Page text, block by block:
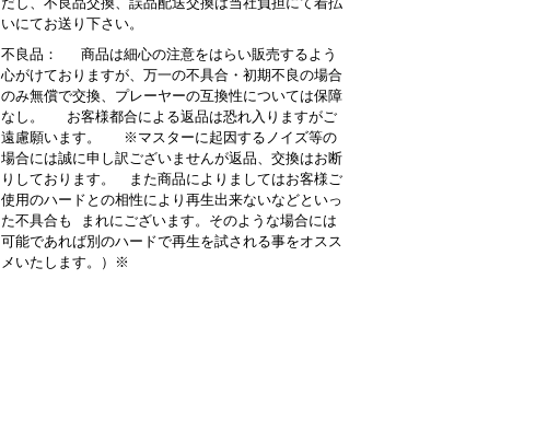
いにてお送り下さい。
不良品： 商品は細心の注意をはらい販売するよう
心がけておりますが、万一の不具合・初期不良の場合
のみ無償で交換、プレーヤーの互換性については保障
なし。 お客様都合による返品は恐れ入りますがご
遠慮願います。 ※マスターに起因するノイズ等の
場合には誠に申し訳ございませんが返品、交換はお断
りしております。 また商品によりましてはお客様ご
使用のハードとの相性により再生出来ないなどといっ
た不具合も まれにございます。そのような場合には
可能であれば別のハードで再生を試される事をオスス
メいたします。）※